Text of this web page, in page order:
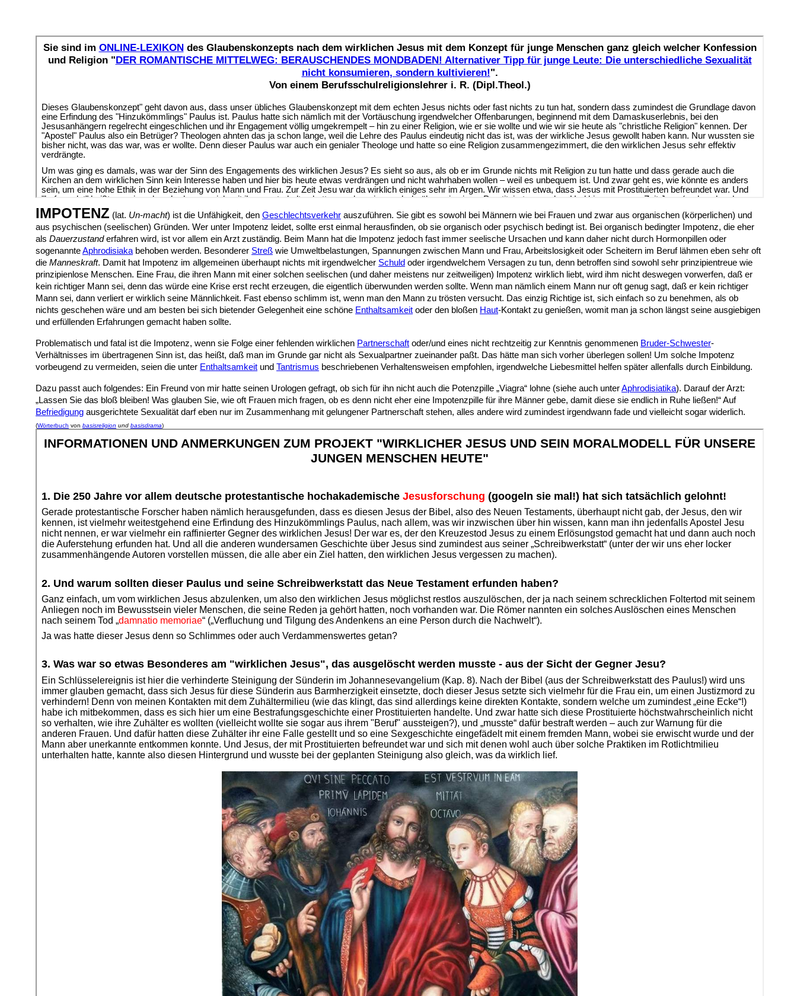
IMPOTENZ (lat. Un-macht) ist die Unfähigkeit, den Geschlechtsverkehr auszuführen. Sie gibt es sowohl bei Männern wie bei Frauen und zwar aus organischen (körperlichen) und
aus psychischen (seelischen) Gründen. Wer unter Impotenz leidet, sollte erst einmal herausfinden, ob sie organisch oder psychisch bedingt ist. Bei organisch bedingter Impotenz, die eher
als Dauerzustanderfahren wird, ist vor allem ein Arzt zuständig. Beim Mann hat die Impotenz jedoch fast immer seelische Ursachen und kann daher nicht durch Hormonpillen oder
sogenannteAphrodisiaka behoben werden. Besonderer Streß wie Umweltbelastungen, Spannungen zwischen Mann und Frau, Arbeitslosigkeit oder Scheitern im Beruf lähmen eben sehr oft
die Manneskraft. Damit hat Impotenz im allgemeinen überhaupt nichts mit irgendwelcher Schuld oder irgendwelchem Versagen zu tun, denn betroffen sind sowohl sehr prinzipientreue wie
prinzipienlose Menschen. Eine Frau, die ihren Mann mit einer solchen seelischen (und daher meistens nur zeitweiligen) Impotenz wirklich liebt, wird ihm nicht deswegen vorwerfen, daß er
kein richtiger Mann sei, denn das würde eine Krise erst recht erzeugen, die eigentlich überwunden werden sollte. Wenn man nämlich einem Mann nur oft genug sagt, daß er kein richtiger
Mann sei, dann verliert er wirklich seine Männlichkeit. Fast ebenso schlimm ist, wenn man den Mann zu trösten versucht. Das einzig Richtige ist, sich einfach so zu benehmen, als ob
nichts geschehen wäre und am besten bei sich bietender Gelegenheit eine schöne Enthaltsamkeit oder den bloßen Haut-Kontakt zu genießen, womit man ja schon längst seine ausgiebigen
und erfüllenden Erfahrungen gemacht haben sollte.
Problematisch und fatal ist die Impotenz, wenn sie Folge einer fehlenden wirklichen Partnerschaft oder/und eines nicht rechtzeitig zur Kenntnis genommenen Bruder-Schwester-
Verhältnisses im übertragenen Sinn ist, das heißt, daß man im Grunde gar nicht als Sexualpartner zueinander paßt. Das hätte man sich vorher überlegen sollen! Um solche Impotenz
vorbeugend zu vermeiden, seien die unter Enthaltsamkeit und Tantrismus beschriebenen Verhaltensweisen empfohlen, irgendwelche Liebesmittel helfen später allenfalls durch Einbildung.
Dazu passt auch folgendes: Ein Freund von mir hatte seinen Urologen gefragt, ob sich für ihn nicht auch die Potenzpille „Viagra“ lohne (siehe auch unterAphrodisiatika). Darauf der Arzt:
„Lassen Sie das bloß bleiben! Was glauben Sie, wie oft Frauen mich fragen, ob es denn nicht eher eine Impotenzpille für ihre Männer gebe, damit diese sie endlich in Ruhe ließen!“ Auf
Befriedigung ausgerichtete Sexualität darf eben nur im Zusammenhang mit gelungener Partnerschaft stehen, alles andere wird zumindest irgendwann fade und vielleicht sogar widerlich.
(Wörterbuch von basisreligion und basisdrama)